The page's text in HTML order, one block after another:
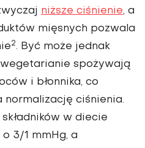
niż­sze ciśnienie, a
mięsnych pozwala
2. Być może jednak
spoży­wają
i błonnika, co
normalizację ciśnienia.
w diecie
3/1 mmHg, a